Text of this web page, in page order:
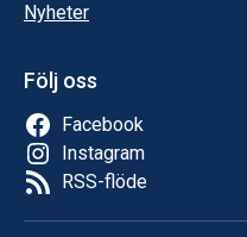
Nyheter
Följ oss
Facebook
Instagram
RSS-flöde